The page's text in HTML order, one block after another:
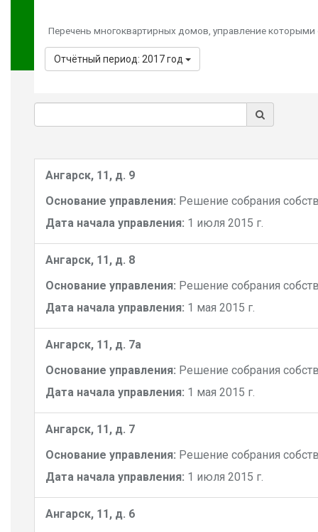
Перечень многоквартирных домов, управление
Отчётный период: 2017 год
Ангарск, 11, д. 9
Основание управления: Решение собрания
Дата начала управления: 1 июля 2015 г.
Ангарск, 11, д. 8
Основание управления: Решение собрания
Дата начала управления: 1 мая 2015 г.
Ангарск, 11, д. 7а
Основание управления: Решение собрания
Дата начала управления: 1 мая 2015 г.
Ангарск, 11, д. 7
Основание управления: Решение собрания
Дата начала управления: 1 июля 2015 г.
Ангарск, 11, д. 6